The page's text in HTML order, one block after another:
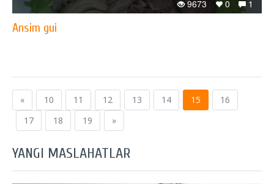
1
0
9673
Ansim gui
« 10 11 12 13 14 15
16
17
18 19 »
YANGI MASLAHATLAR